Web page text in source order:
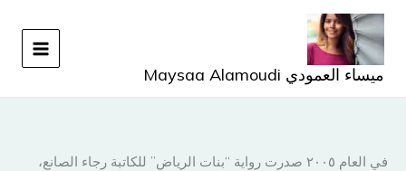
تخطي
المحتوى
ميساء العمودي Maysaa Alamoudi
في العام ٢٠٠٥ صدرت رواية “بنات الرياض” للكاتبة رجاء الصانع،